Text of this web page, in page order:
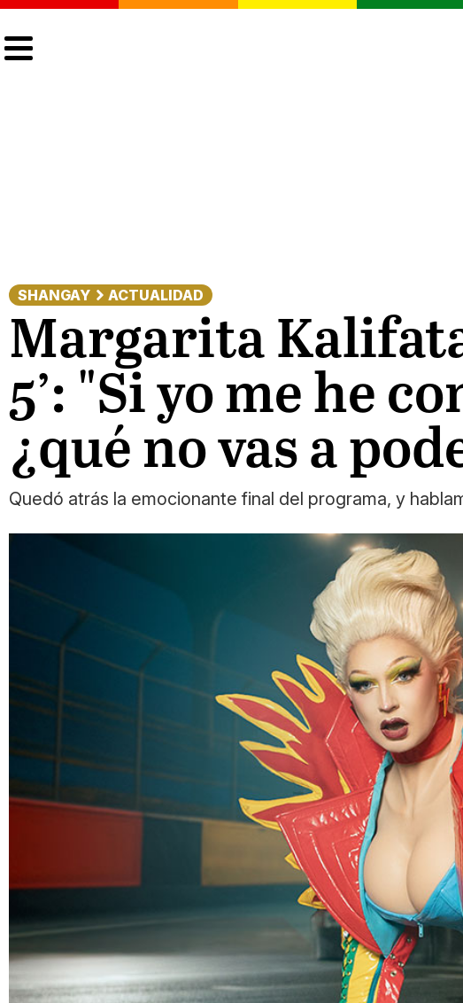
SHANGAY ACTUALIDAD
Margarita
5’: "Si yo me he
¿qué no vas a
Quedó atrás la emocionante final del programa, y